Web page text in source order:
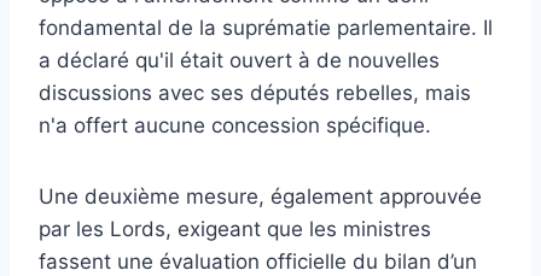
fondamental de la suprématie parlementaire. Il
a déclaré qu'il était ouvert à de nouvelles
discussions avec ses députés rebelles, mais
n'a offert aucune concession spécifique.
Une deuxième mesure, également approuvée
par les Lords, exigeant que les ministres
fassent une évaluation officielle du bilan d’un